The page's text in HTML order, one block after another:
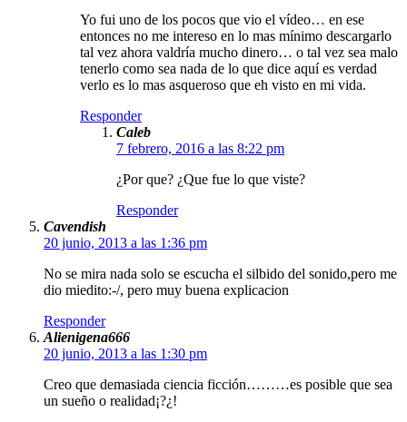
Yo fui uno de los pocos que vio el vídeo… en ese
entonces no me intereso en lo mas mínimo descargarlo
tal vez ahora valdría mucho dinero… o tal vez sea malo
tenerlo como sea nada de lo que dice aquí es verdad
verlo es lo mas asqueroso que eh visto en mi vida.
Responder
Caleb
7 febrero, 2016 a las 8:22 pm
¿Por que? ¿Que fue lo que viste?
Responder
Cavendish
20 junio, 2013 a las 1:36 pm
No se mira nada solo se escucha el silbido del sonido,pero me
dio miedito:-/, pero muy buena explicacion
Responder
Alienigena666
20 junio, 2013 a las 1:30 pm
Creo que demasiada ciencia ficción………es posible que sea
un sueño o realidad¡?¿!